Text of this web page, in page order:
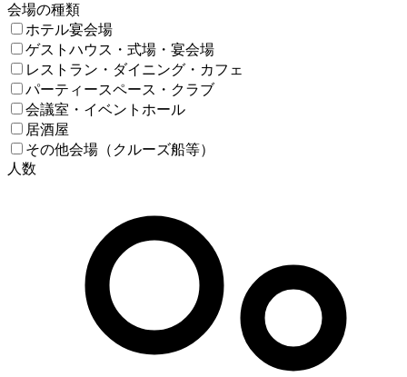
会場の種類
ホテル宴会場
ゲストハウス・式場・宴会場
レストラン・ダイニング・カフェ
パーティースペース・クラブ
会議室・イベントホール
居酒屋
その他会場（クルーズ船等）
人数